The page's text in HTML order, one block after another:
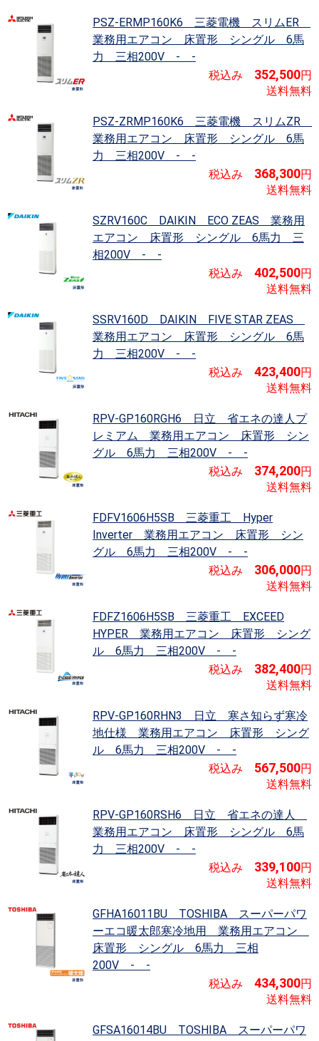
PSZ-ERMP160K6 三菱電機 スリムER
業務用エアコン 床置形 シングル 6馬
力 三相200V - -
税込み 352,500円
送料無料
PSZ-ZRMP160K6 三菱電機 スリムZR
業務用エアコン 床置形 シングル 6馬
力 三相200V - -
税込み 368,300円
送料無料
SZRV160C DAIKIN ECO ZEAS 業務用
エアコン 床置形 シングル 6馬力 三
相200V - -
税込み 402,500円
送料無料
SSRV160D DAIKIN FIVE STAR ZEAS
業務用エアコン 床置形 シングル 6馬
力 三相200V - -
税込み 423,400円
送料無料
RPV-GP160RGH6 日立 省エネの達人プ
レミアム 業務用エアコン 床置形 シン
グル 6馬力 三相200V - -
税込み 374,200円
送料無料
FDFV1606H5SB 三菱重工 Hyper
Inverter 業務用エアコン 床置形 シン
グル 6馬力 三相200V - -
税込み 306,000円
送料無料
FDFZ1606H5SB 三菱重工 EXCEED
HYPER 業務用エアコン 床置形 シング
ル 6馬力 三相200V - -
税込み 382,400円
送料無料
RPV-GP160RHN3 日立 寒さ知らず寒冷
地仕様 業務用エアコン 床置形 シング
ル 6馬力 三相200V - -
税込み 567,500円
送料無料
RPV-GP160RSH6 日立 省エネの達人
業務用エアコン 床置形 シングル 6馬
力 三相200V - -
税込み 339,100円
送料無料
GFHA16011BU TOSHIBA スーパーパワ
ーエコ暖太郎寒冷地用 業務用エアコン
床置形 シングル 6馬力 三相
200V - -
税込み 434,300円
送料無料
GFSA16014BU TOSHIBA スーパーパワ